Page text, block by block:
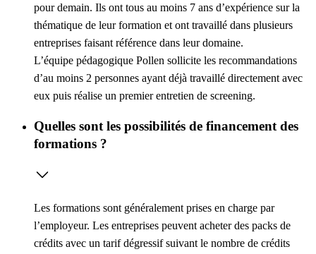
pour demain. Ils ont tous au moins 7 ans d’expérience sur la
thématique de leur formation et ont travaillé dans plusieurs
entreprises faisant référence dans leur domaine.
L’équipe pédagogique Pollen sollicite les recommandations
d’au moins 2 personnes ayant déjà travaillé directement avec
eux puis réalise un premier entretien de screening.
Quelles sont les possibilités de financement des
formations ?
Les formations sont généralement prises en charge par
l’employeur. Les entreprises peuvent acheter des packs de
crédits avec un tarif dégressif suivant le nombre de crédits